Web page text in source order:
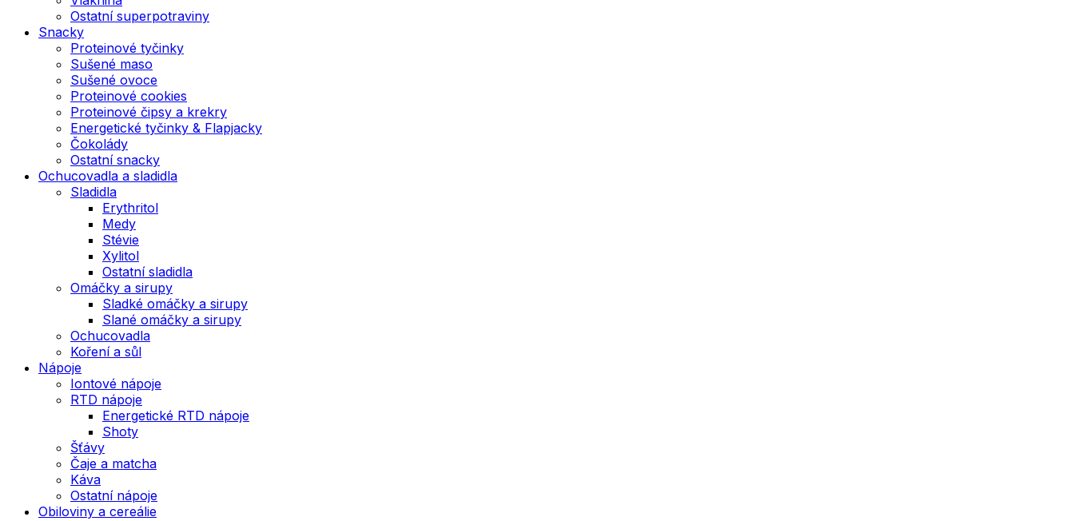
Ostatní superpotraviny
Snacky
Proteinové tyčinky
Sušené maso
Sušené ovoce
Proteinové cookies
Proteinové čipsy a krekry
Energetické tyčinky & Flapjacky
Čokolády
Ostatní snacky
Ochucovadla a sladidla
Sladidla
Erythritol
Medy
Stévie
Xylitol
Ostatní sladidla
Omáčky a sirupy
Sladké omáčky a sirupy
Slané omáčky a sirupy
Ochucovadla
Koření a sůl
Nápoje
Iontové nápoje
RTD nápoje
Energetické RTD nápoje
Shoty
Šťávy
Čaje a matcha
Káva
Ostatní nápoje
Obiloviny a cereálie